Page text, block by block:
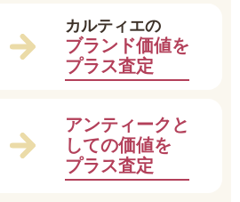
カルティエの
ブランド価値を
プラス査定
アンティークと
しての価値を
プラス査定